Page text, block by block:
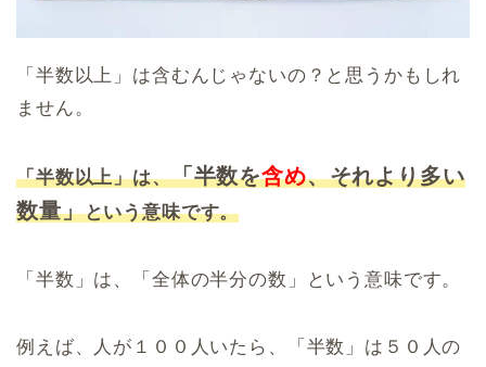
「半数以上」は含むんじゃないの？と思うかもしれ
ません。
「半数以上」は、「半数を含め、それより多い
数量」という意味です。
「半数」は、「全体の半分の数」という意味です。
例えば、人が１００人いたら、「半数」は５０人の